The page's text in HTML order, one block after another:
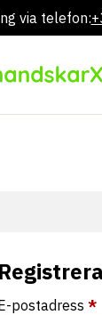
via telefon:
Registrera
postadress *